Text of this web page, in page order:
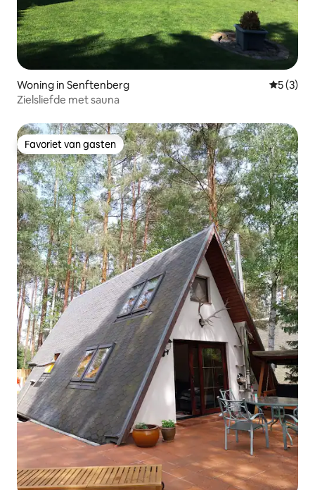
Woning in Senftenberg
5 (3)
Zielsliefde met sauna
Favoriet van gasten
Favoriet van gasten